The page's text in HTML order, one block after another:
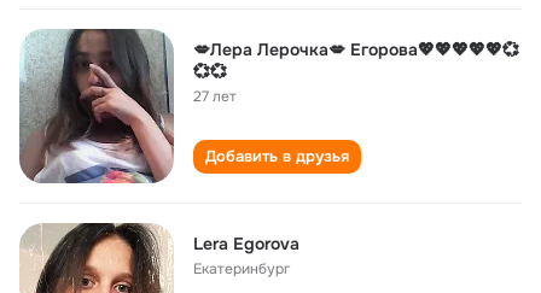
💋Лера Лерочка💋 Егорова💖💖💖💖💖💞
💞💞
27 лет
Добавить в друзья
Lera Egorova
Екатеринбург